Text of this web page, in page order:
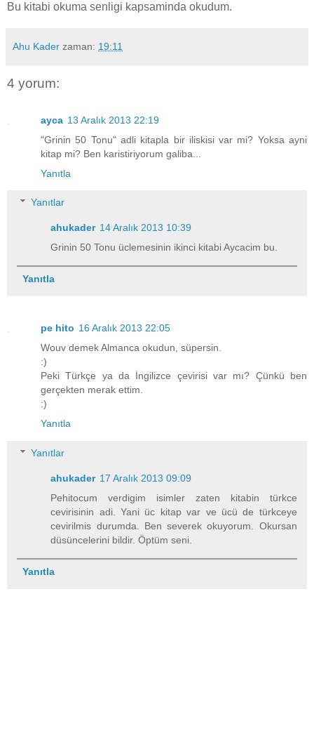
Bu kitabi okuma senligi kapsaminda okudum.
Ahu Kader zaman: 19:11
4 yorum:
ayca 13 Aralık 2013 22:19
"Grinin 50 Tonu" adli kitapla bir iliskisi var mi? Yoksa ayni
kitap mi? Ben karistiriyorum galiba...
Yanıtla
Yanıtlar
ahukader 14 Aralık 2013 10:39
Grinin 50 Tonu üclemesinin ikinci kitabi Aycacim bu.
Yanıtla
pe hito 16 Aralık 2013 22:05
Wouv demek Almanca okudun, süpersin.
:)
Peki Türkçe ya da İngilizce çevirisi var mı? Çünkü ben
gerçekten merak ettim.
:)
Yanıtla
Yanıtlar
ahukader 17 Aralık 2013 09:09
Pehitocum verdigim isimler zaten kitabin türkce
cevirisinin adi. Yani üc kitap var ve ücü de türkceye
cevirilmis durumda. Ben severek okuyorum. Okursan
düsüncelerini bildir. Öptüm seni.
Yanıtla